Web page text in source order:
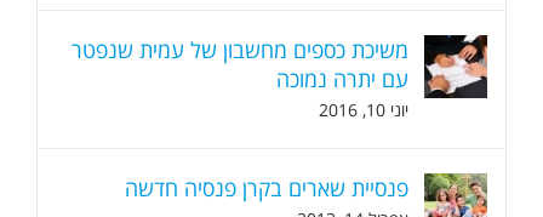
משיכת כספים מחשבון של עמית שנפטר
עם יתרה נמוכה
יוני 10, 2016
פנסיית שארים בקרן פנסיה חדשה